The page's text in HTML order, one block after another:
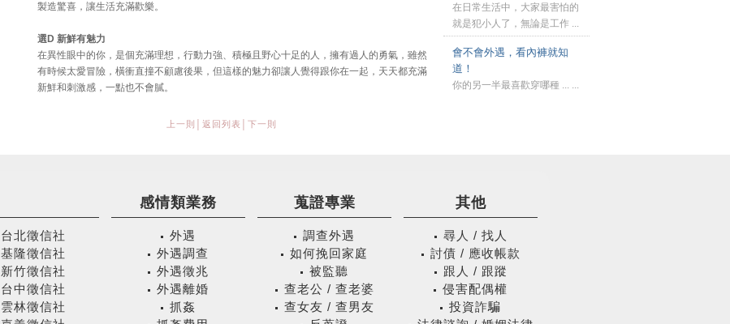
製造驚喜，讓生活充滿歡樂。
選D 新鮮有魅力
在異性眼中的你，是個充滿理想，行動力強、積極且野心十足的人，擁有過人的勇氣，雖然
有時候太愛冒險，橫衝直撞不顧慮後果，但這樣的魅力卻讓人覺得跟你在一起，天天都充滿
新鮮和刺激感，一點也不會膩。
上一則 返回列表 下一則
在日常生活中，大家最害怕的
就是犯小人了，無論是工作 ...
...
會不會外遇，看內褲就知
道！
你的另一半最喜歡穿哪種 ... ...
台北徵信社
基隆徵信社
新竹徵信社
台中徵信社
雲林徵信社
感情類業務
外遇
外遇調查
外遇徵兆
外遇離婚
抓姦
蒐證專業
調查外遇
如何挽回家庭
被監聽
查老公 / 查老婆
查女友 / 查男友
其他
尋人 / 找人
討債 / 應收帳款
跟人 / 跟蹤
侵害配偶權
投資詐騙